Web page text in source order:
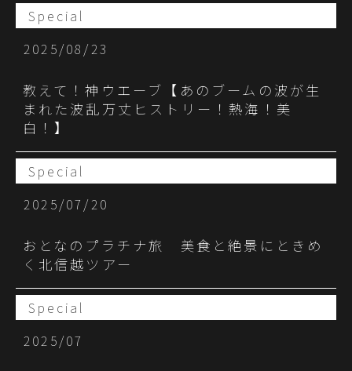
Special
2025/08/23
教えて！神ウエーブ【あのブームの波が生
まれた波乱万丈ヒストリー！熱海！美
白！】
Special
2025/07/20
おとなのプラチナ旅 美食と絶景にときめ
く北信越ツアー
Special
2025/07